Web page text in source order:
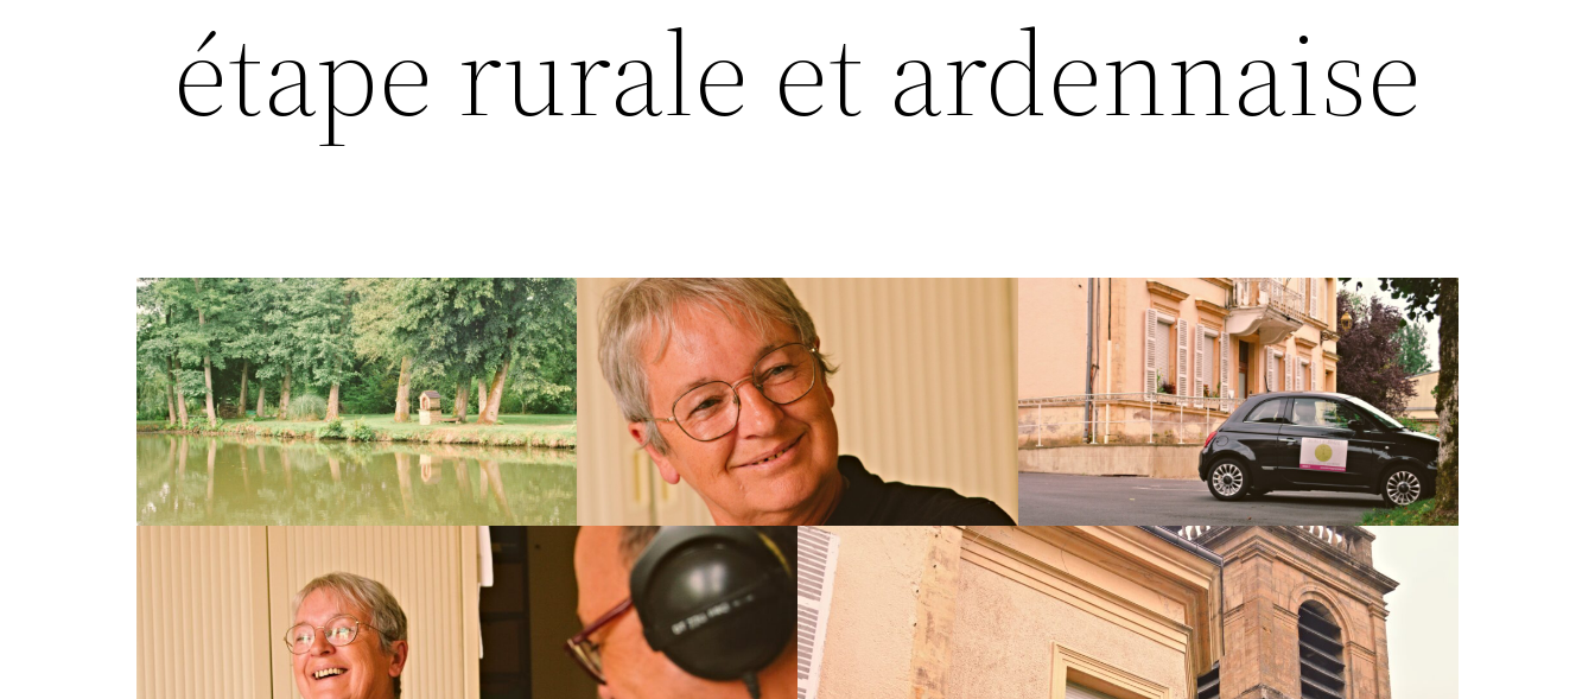
étape rurale et ardennaise